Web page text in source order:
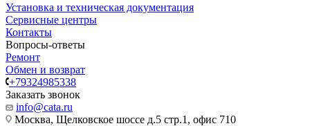
Установка и техническая документация
Сервисные центры
Контакты
Вопросы-ответы
Ремонт
Обмен и возврат
+79324985338
Заказать звонок
info@cata.ru
Москва, Щелковское шоссе д.5 стр.1, офис 710